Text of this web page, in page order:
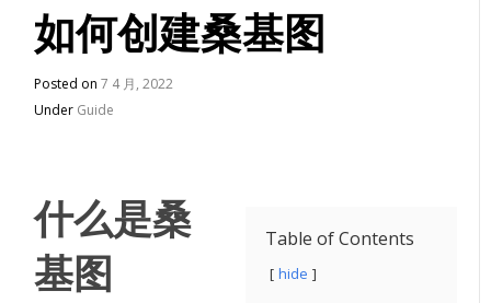
如何创建桑基图
Posted on7 4 月, 2022
Under Guide
Table of Contents
hide
什么是桑
基图